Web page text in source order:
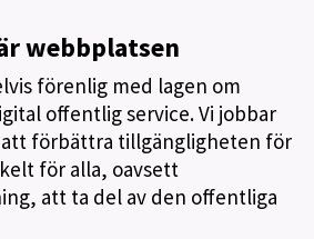
webbplatsen
förenlig med lagen om
offentlig service. Vi jobbar
förbättra tillgängligheten för
för alla, oavsett
att ta del av den offentliga